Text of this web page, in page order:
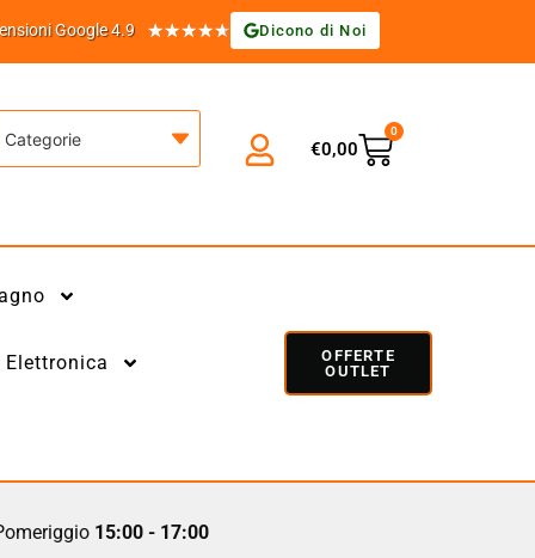
Google 4.9 ★★★★★ Dicono di Noi
Categorie €0,00
0
Elettronica
OFFERTE
OUTLET
15:00 - 17:00